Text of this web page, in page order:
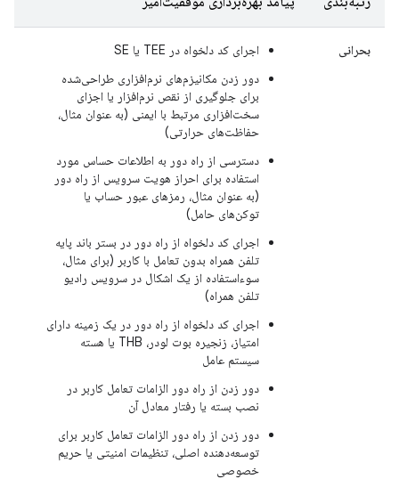
بحرانی
اجرای کد دلخواه در TEE یا SE
دور زدن مکانیزم‌های نرم‌افزاری طراحی‌شده
برای جلوگیری از نقص نرم‌افزار یا اجزای
سخت‌افزاری مرتبط با ایمنی (به عنوان مثال،
حفاظت‌های حرارتی)
دسترسی از راه دور به اطلاعات حساس مورد
استفاده برای احراز هویت سرویس از راه دور
(به عنوان مثال، رمزهای عبور حساب یا
توکن‌های حامل)
اجرای کد دلخواه از راه دور در بستر باند پایه
تلفن همراه بدون تعامل با کاربر (برای مثال،
سوءاستفاده از یک اشکال در سرویس رادیو
تلفن همراه)
اجرای کد دلخواه از راه دور در یک زمینه دارای
امتیاز، زنجیره بوت لودر، THB یا هسته
سیستم عامل
دور زدن از راه دور الزامات تعامل کاربر در
نصب بسته یا رفتار معادل آن
دور زدن از راه دور الزامات تعامل کاربر برای
توسعه‌دهنده اصلی، تنظیمات امنیتی یا حریم
خصوصی